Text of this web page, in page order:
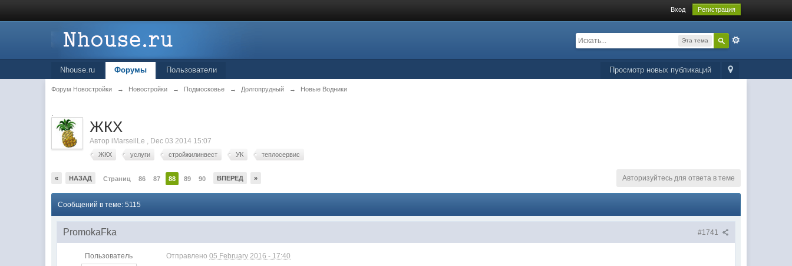
Вход Регистрация
Эта тема
Просмотр новых публикаций
Nhouse.ru Форумы Пользователи
Форум Новостройки → Новостройки → Подмосковье → Долгопрудный → Новые Водники
.
ЖКХ
Автор iMarseilLe , Dec 03 2014 15:07
ЖКХ услуги стройжилинвест УК теплосервис
« НАЗАД Страниц 86 87 88 89 90 ВПЕРЕД » Авторизуйтесь для ответа в теме
Сообщений в теме: 5115
#1741
PromokaFka
Пользователь Отправлено05 February 2016 - 17:40